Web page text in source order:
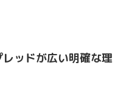
ッドが広い明確な理